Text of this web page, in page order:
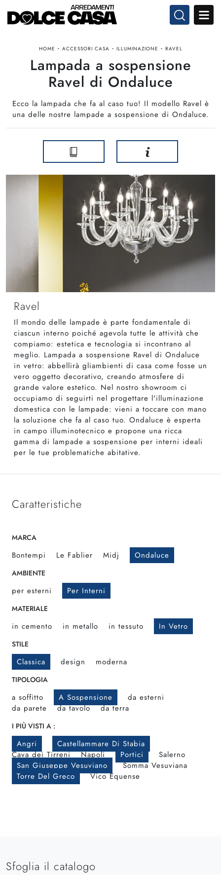
HOME - ACCESSORI CASA - ILLUMINAZIONE - RAVEL
Lampada a sospensione
Ravel di Ondaluce
Ecco la lampada che fa al caso tuo! Il modello Ravel è
una delle nostre lampade a sospensione di Ondaluce.
Ravel
Il mondo delle lampade è parte fondamentale di
ciascun interno poiché agevola tutte le attività che
compiamo: estetica e tecnologia si incontrano al
meglio. Lampada a sospensione Ravel di Ondaluce
in vetro: abbellirà gliambienti di casa come fosse un
vero oggetto decorativo, creando atmosfere di
grande valore estetico. Nel nostro showroom ci
occupiamo di seguirti nel progettare l'illuminazione
domestica con le lampade: vieni a toccare con mano
la soluzione che fa al caso tuo. Ondaluce è esperta
in campo illuminotecnico e propone una ricca
gamma di lampade a sospensione per interni ideali
per le tue problematiche abitative.
Caratteristiche
MARCA
Bontempi Le Fablier Midj Ondaluce
AMBIENTE
per esterni Per Interni
MATERIALE
in cemento in metallo in tessuto In Vetro
STILE
Classica design moderna
TIPOLOGIA
a soffitto A Sospensione
da esterni
da parete
da tavolo da terra
I PIÙ VISTI A :
Angri
Castellammare Di Stabia
Cava dei Tirreni
Napoli Portici
Salerno
San Giuseppe Vesuviano
Somma Vesuviana
Torre Del Greco
Vico Equense
Sfoglia il catalogo